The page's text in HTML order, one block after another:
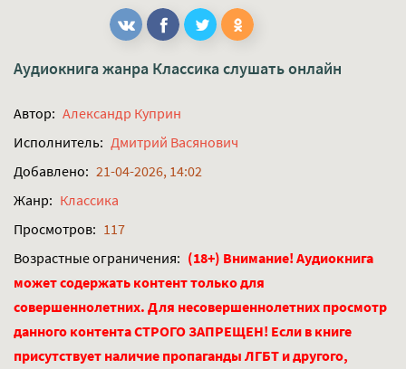
Аудиокнига жанра Классика слушать онлайн
Автор: Александр Куприн
Исполнитель: Дмитрий Васянович
Добавлено: 21-04-2026, 14:02
Жанр: Классика
Просмотров: 117
Возрастные ограничения: (18+) Внимание! Аудиокнига
может содержать контент только для
совершеннолетних. Для несовершеннолетних просмотр
данного контента СТРОГО ЗАПРЕЩЕН! Если в книге
присутствует наличие пропаганды ЛГБТ и другого,